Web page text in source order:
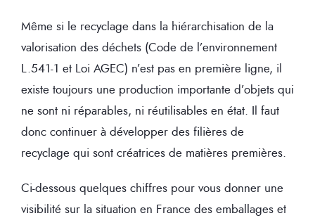
Même si le recyclage dans la hiérarchisation de la
valorisation des déchets (Code de l’environnement
L.541-1 et Loi AGEC) n’est pas en première ligne, il
existe toujours une production importante d’objets qui
ne sont ni réparables, ni réutilisables en état. Il faut
donc continuer à développer des filières de
recyclage qui sont créatrices de matières premières.
Ci-dessous quelques chiffres pour vous donner une
visibilité sur la situation en France des emballages et